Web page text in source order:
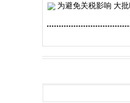
为避免关税影响 大